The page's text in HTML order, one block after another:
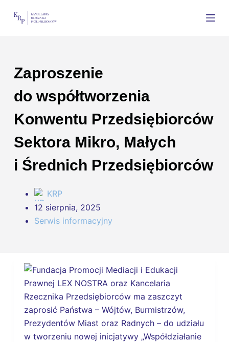
Przejdź
Zaproszenie
do współtworzenia
Konwentu Przedsiębiorców
Sektora Mikro, Małych
i Średnich Przedsiębiorców
KRP
12 sierpnia, 2025
Serwis informacyjny